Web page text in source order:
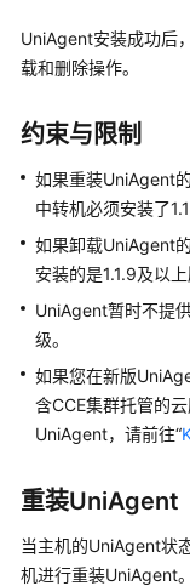
产
介
绍
计
说
明
快
速
入
门
户
南
UniAgent安装成功后
载和删除操作。
约束与限制
如果重装UniAgent
中转机必须安装了
如果卸载UniAgent
安装的是1.1.9及以
UniAgent暂时不提
级。
如果您在新版
含CCE集群托管的
UniAgent，请前往“
重装UniAgent
当主机的UniAgent状
机进行重装UniAgent。